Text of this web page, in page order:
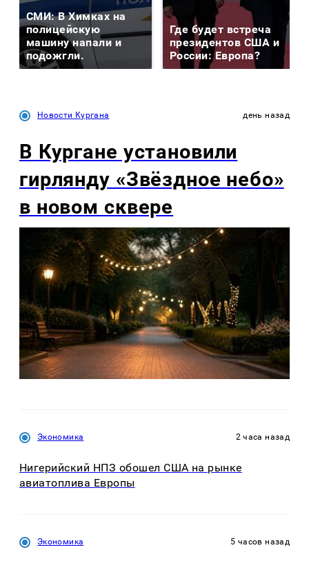
СМИ: В Химках на
полицейскую
машину напали и
подожгли.
Где будет встреча
президентов США и
России: Европа?
Новости Кургана день назад
В Кургане установили
гирлянду «Звёздное небо»
в новом сквере
Экономика 2 часа назад
Нигерийский НПЗ обошел США на рынке
авиатоплива Европы
Экономика 5 часов назад